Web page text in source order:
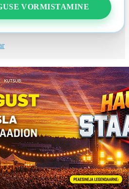
VORMISTAMINE